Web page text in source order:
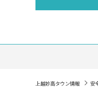
上越妙高タウン情報 安